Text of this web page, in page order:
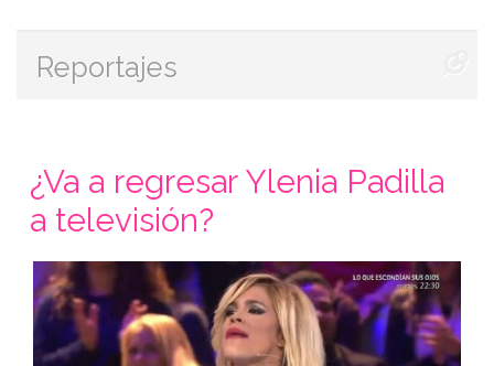
Reportajes
¿Va a regresar Ylenia Padilla
a televisión?